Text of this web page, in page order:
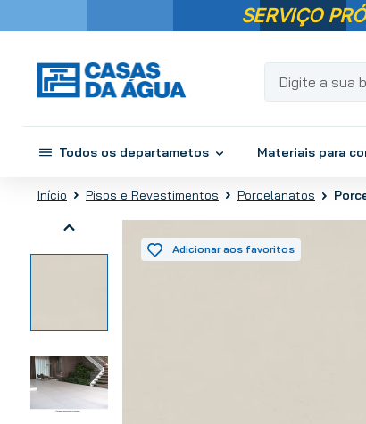
SERVIÇO
Digite a sua
Todos os departametos Materiais para
Pisos e Revestimentos Porcelanatos